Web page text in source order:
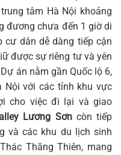
tâm Hà Nội khoảng
đương chưa đến 1 giờ di
cư dân dễ dàng tiếp cận
được sự riêng tư và yên
án nằm gần Quốc lộ 6,
Nội với các tỉnh khu vực
cho việc đi lại và giao
Lương Sơncòn tiếp
và các khu du lịch sinh
Thăng Thiên, mang